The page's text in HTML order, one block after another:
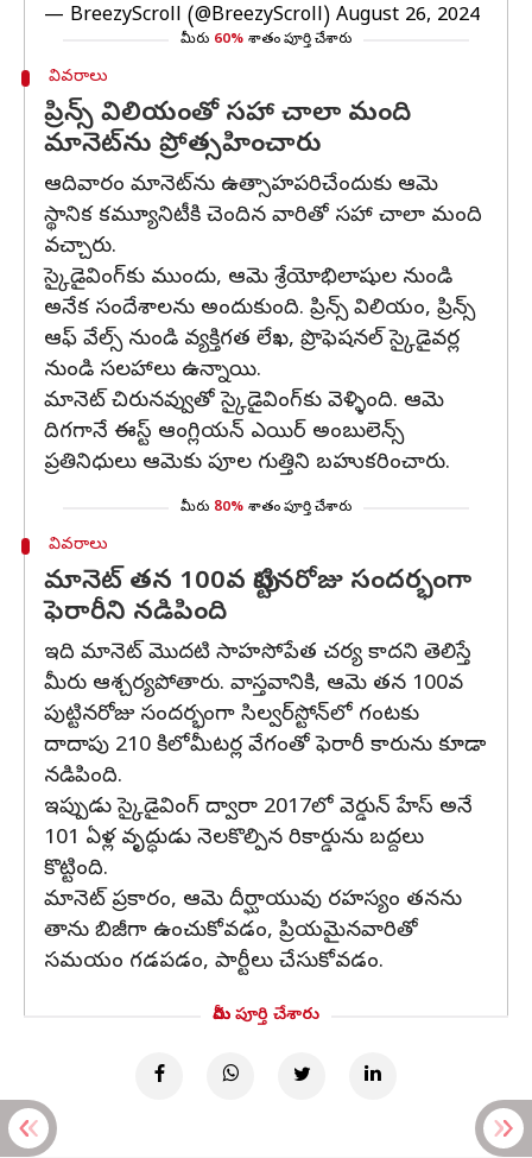
— BreezyScroll (@BreezyScroll) August 26, 2024
మీరు 60% శాతం పూర్తి చేశారు
వివరాలు
ప్రిన్స్ విలియంతో సహా చాలా మంది
మానెట్‌ను ప్రోత్సహించారు
ఆదివారం మానెట్‌ను ఉత్సాహపరిచేందుకు ఆమె
స్థానిక కమ్యూనిటీకి చెందిన వారితో సహా చాలా మంది
వచ్చారు.
స్కైడైవింగ్‌కు ముందు, ఆమె శ్రేయోభిలాషుల నుండి
అనేక సందేశాలను అందుకుంది. ప్రిన్స్ విలియం, ప్రిన్స్
ఆఫ్ వేల్స్ నుండి వ్యక్తిగత లేఖ, ప్రొఫెషనల్ స్కైడైవర్ల
నుండి సలహాలు ఉన్నాయి.
మానెట్ చిరునవ్వుతో స్కైడైవింగ్‌కు వెళ్ళింది. ఆమె
దిగగానే ఈస్ట్ ఆంగ్లియన్ ఎయిర్ అంబులెన్స్
ప్రతినిధులు ఆమెకు పూల గుత్తిని బహుకరించారు.
మీరు 80% శాతం పూర్తి చేశారు
వివరాలు
మానెట్ తన 100వ పుట్టినరోజు సందర్భంగా
ఫెరారీని నడిపింది
ఇది మానెట్ మొదటి సాహసోపేత చర్య కాదని తెలిస్తే
మీరు ఆశ్చర్యపోతారు. వాస్తవానికి, ఆమె తన 100వ
పుట్టినరోజు సందర్భంగా సిల్వర్‌స్టోన్‌లో గంటకు
దాదాపు 210 కిలోమీటర్ల వేగంతో ఫెరారీ కారును కూడా
నడిపింది.
ఇప్పుడు స్కైడైవింగ్ ద్వారా 2017లో వెర్డున్ హేస్ అనే
101 ఏళ్ల వృద్ధుడు నెలకొల్పిన రికార్డును బద్దలు
కొట్టింది.
మానెట్ ప్రకారం, ఆమె దీర్ఘాయువు రహస్యం తనను
తాను బిజీగా ఉంచుకోవడం, ప్రియమైనవారితో
సమయం గడపడం, పార్టీలు చేసుకోవడం.
మీరు పూర్తి చేశారు